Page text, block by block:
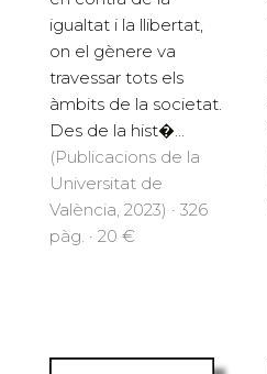
igualtat i la llibertat,
on el gènere va
travessar tots els
àmbits de la societat.
Des de la hist�...
(Publicacions de la
Universitat de
València, 2023) · 326
pàg. · 20 €